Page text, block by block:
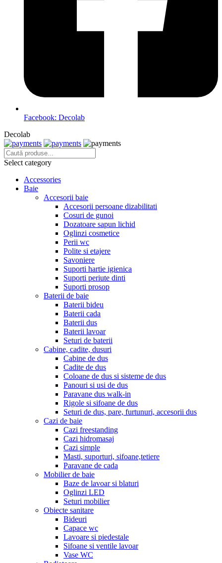
Facebook: Decolab
Decolab
Select category
Accessories
Baie
Accesorii baie
Accesorii persoane dizabilitati
Cosuri de gunoi
Dozatoare sapun lichid
Oglinzi cosmetice
Perii wc
Polite si etajere
Savoniere
Suporti hartie igienica
Suporti periute dinti
Suporti prosop
Baterii de baie
Baterii bideu
Baterii cada
Baterii dus
Baterii lavoar
Seturi de baterii
Cabine, cadite, dusuri
Cabine de dus
Cadite de dus
Coloane de dus si sisteme de dus
Panouri si usi de dus
Paravane dus walk-in
Rigole si sifoane de dus
Seturi de dus, pare, furtunuri, accesorii dus
Cazi de baie
Cazi freestanding
Cazi hidromasaj
Cazi simple
Masti, suporturi, sifoane,tetiere
Paravane de cada
Mobilier de baie
Baze de lavoar si blaturi
Oglinzi LED
Seturi mobilier
Obiecte sanitare
Bideuri
Capace wc
Lavoare si piedestale
Sifoane si ventile lavoar
Vase WC